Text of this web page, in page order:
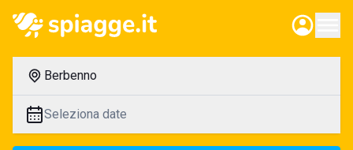
Berbenno
Seleziona date